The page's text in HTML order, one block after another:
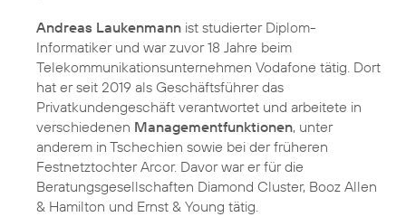
Andreas Laukenmann ist studierter Diplom-
Informatiker und war zuvor 18 Jahre beim
Telekommunikationsunternehmen Vodafone tätig. Dort
hat er seit 2019 als Geschäftsführer das
Privatkundengeschäft verantwortet und arbeitete in
verschiedenen Managementfunktionen, unter
anderem in Tschechien sowie bei der früheren
Festnetztochter Arcor. Davor war er für die
Beratungsgesellschaften Diamond Cluster, Booz Allen
& Hamilton und Ernst & Young tätig.